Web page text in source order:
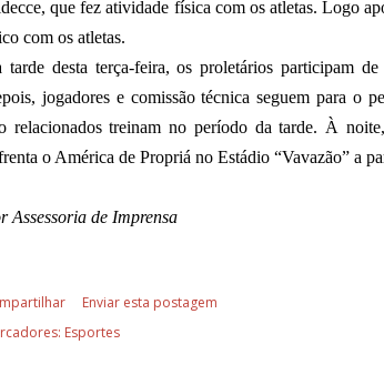
que fez atividade física com os atletas. Logo
com os atletas.
tarde desta terça-feira, os proletários participam
jogadores e comissão técnica seguem para o
relacionados treinam no período da tarde. À
o América de Propriá no Estádio “Vavazão” a
Assessoria de Imprensa
Enviar esta postagem
Esportes